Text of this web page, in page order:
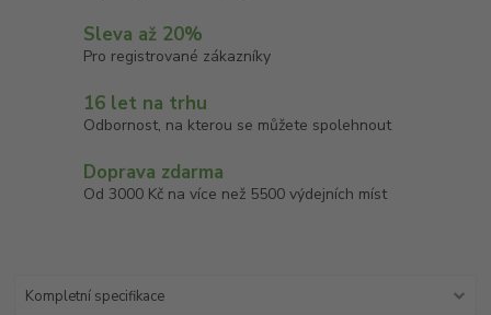
Sleva až 20%
Pro registrované zákazníky
16 let na trhu
Odbornost, na kterou se můžete spolehnout
Doprava zdarma
Od 3000 Kč na více než 5500 výdejních míst
Kompletní specifikace